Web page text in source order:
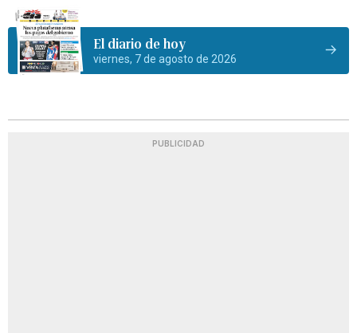
El diario de hoy
viernes, 7 de agosto de 2026
PUBLICIDAD